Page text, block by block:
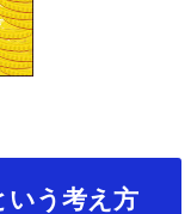
いう考え方